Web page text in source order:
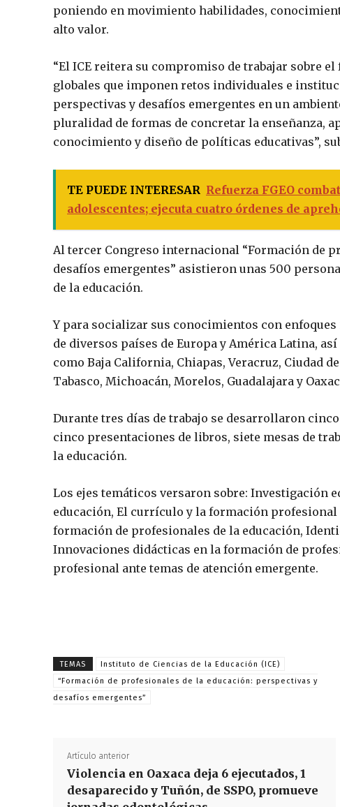
poniendo en movimiento habilidades,
alto valor.
“El ICE reitera su compromiso de trabajar sobre
globales que imponen retos individuales e
perspectivas y desafíos emergentes en un
pluralidad de formas de concretar la enseñanza,
conocimiento y diseño de políticas educativas”,
TE PUEDE INTERESAR Refuerza FGEO
adolescentes; ejecuta cuatro órdenes de
Al tercer Congreso internacional “Formación de
desafíos emergentes” asistieron unas 500
de la educación.
Y para socializar sus conocimientos con
de diversos países de Europa y América Latina,
como Baja California, Chiapas, Veracruz, Ciudad
Tabasco, Michoacán, Morelos, Guadalajara y
Durante tres días de trabajo se desarrollaron
cinco presentaciones de libros, siete mesas de
la educación.
Los ejes temáticos versaron sobre: Investigación
educación, El currículo y la formación profesional
formación de profesionales de la educación,
Innovaciones didácticas en la formación de
profesional ante temas de atención emergente.
TEMAS
Instituto de Ciencias de la Educación (ICE)
“Formación de profesionales de la educación: perspectivas y
desafíos emergentes”
Artículo anterior
Violencia en Oaxaca deja 6 ejecutados, 1
desaparecido y Tuñón, de SSPO, promueve